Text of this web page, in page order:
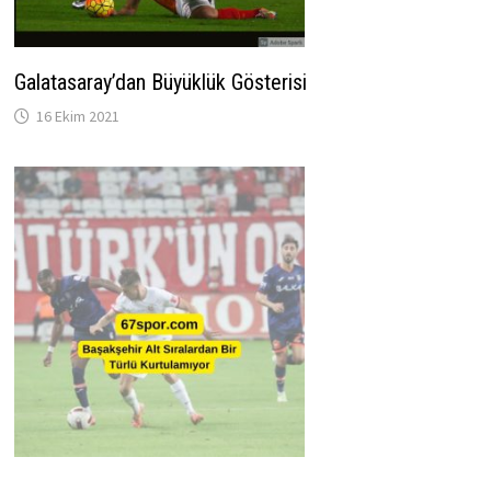
Galatasaray’dan Büyüklük Gösterisi
16 Ekim 2021